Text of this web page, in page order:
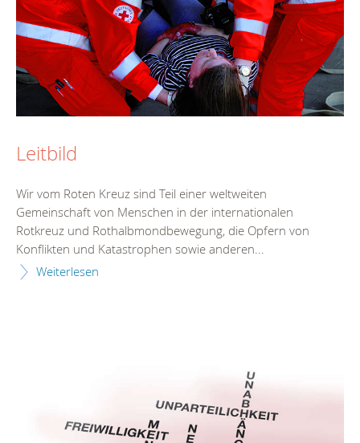
Leitbild
Wir vom Roten Kreuz sind Teil einer weltweiten
Gemeinschaft von Menschen in der internationalen
Rotkreuz und Rothalbmondbewegung, die Opfern von
Konflikten und Katastrophen sowie anderen...
Weiterlesen